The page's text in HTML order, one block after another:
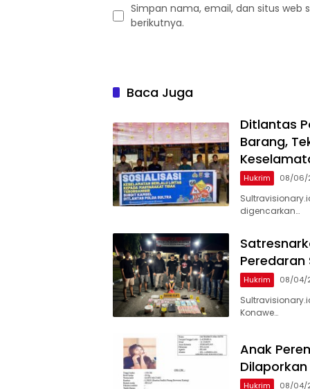
Simpan nama, email, dan situs
berikutnya.
Baca Juga
Ditlantas
Barang,
Hukrim 08/06/
digencarkan…
Peredaran
Hukrim 08/04/
Konawe…
Anak
Hukrim 08/04/